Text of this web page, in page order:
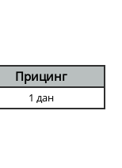
Прицинг
1 дан